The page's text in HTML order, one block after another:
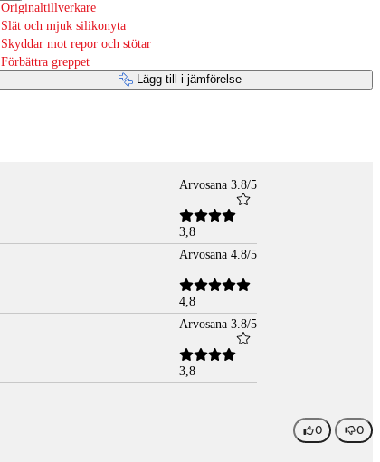
Originaltillverkare
Slät och mjuk silikonyta
Skyddar mot repor och stötar
Förbättra greppet
Lägg till i jämförelse
Arvosana 3.8/5
3,8
Arvosana 4.8/5
4,8
Arvosana 3.8/5
3,8
0 0